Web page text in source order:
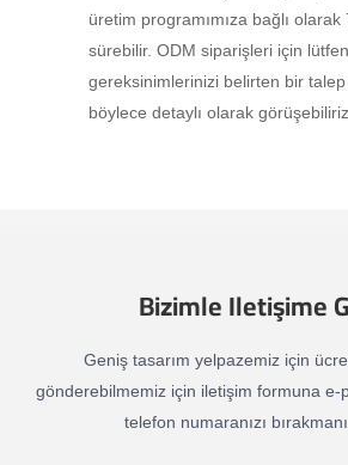
üretim programımıza bağlı olarak
sürebilir. ODM siparişleri için
gereksinimlerinizi belirten bir
böylece detaylı olarak
Bizimle Iletişime
Geniş tasarım yelpazemiz için
gönderebilmemiz için iletişim formuna e-
telefon numaranızı